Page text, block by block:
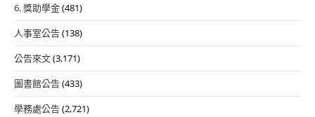
6. 獎助學金(481)
人事室公告(138)
公告來文(3,171)
圖書館公告(433)
學務處公告(2,721)